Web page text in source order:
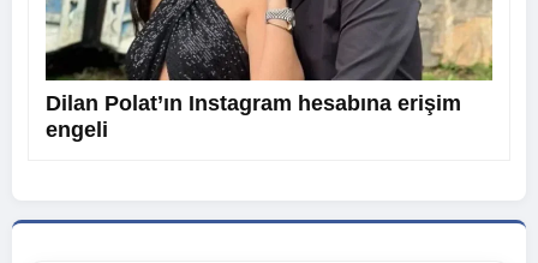
Dilan Polat’ın Instagram hesabına erişim
engeli